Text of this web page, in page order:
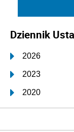
Dziennik
2026
2023
2020
2017
2014